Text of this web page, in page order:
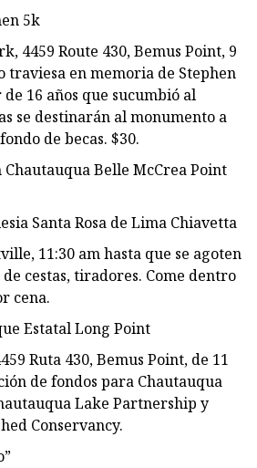
5k
4459 Route 430, Bemus Point, 9
traviesa en memoria de Stephen
16 años que sucumbió al
se destinarán al monumento a
de becas. $30.
Belle McCrea Point
Santa Rosa de Lima Chiavetta
11:30 am hasta que se agoten
cestas, tiradores. Come dentro
cena.
Estatal Long Point
Ruta 430, Bemus Point, de 11
de fondos para Chautauqua
Lake Partnership y
Conservancy.